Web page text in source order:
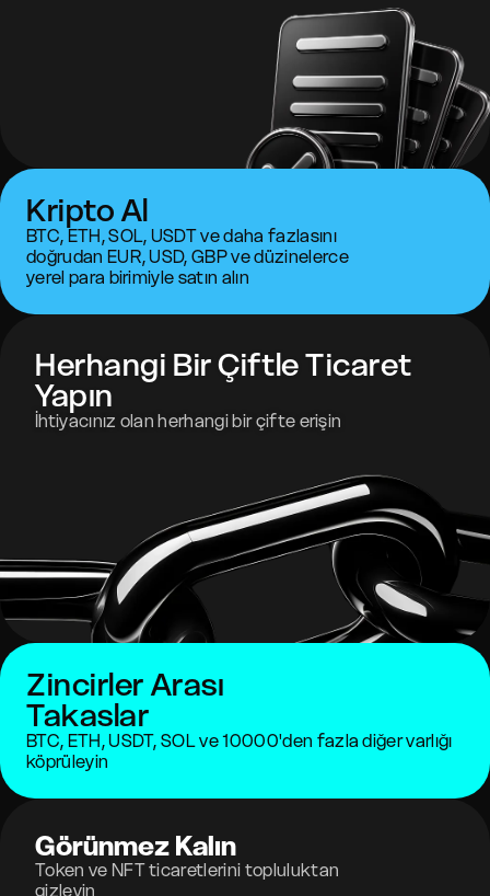
Herhangi Bir Çiftle Ticaret
Yapın
İhtiyacınız olan herhangi bir çifte erişin
Kripto Al
BTC, ETH, SOL, USDT ve daha fazlasını
doğrudan EUR, USD, GBP ve düzinelerce
yerel para birimiyle satın alın
Zincirler Arası
Takaslar
BTC, ETH, USDT, SOL ve 10000'den fazla diğer varlığı
köprüleyin
Görünmez Kalın
Token ve NFT ticaretlerini topluluktan
gizleyin